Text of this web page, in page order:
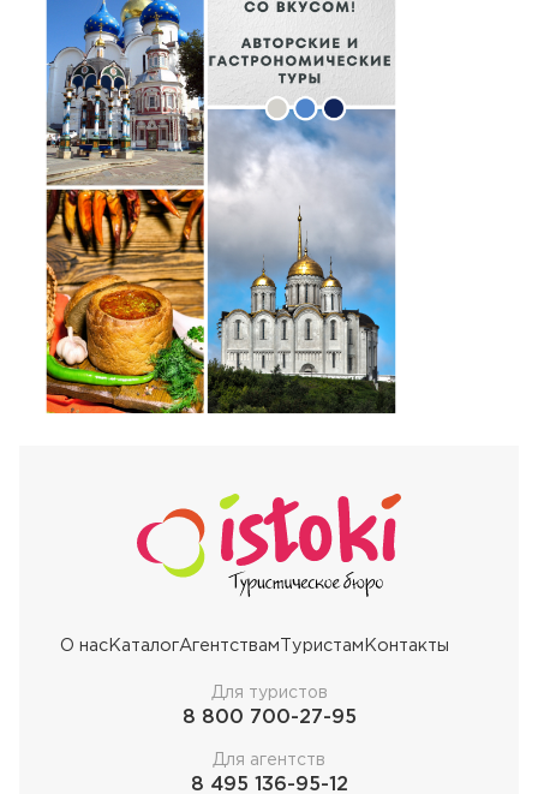
О насКаталогАгентствам Туристам Контакты
Для туристов
8 800 700-27-95
Для агентств
8 495 136-95-12